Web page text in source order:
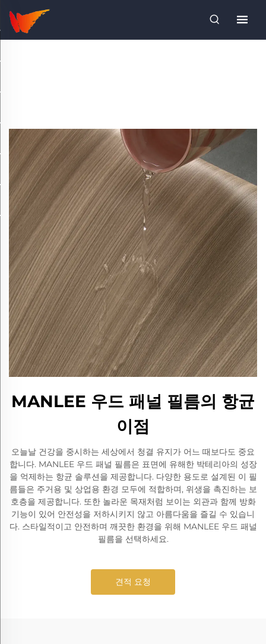
MANLEE 우드 패널 필름의 항균
이점
오늘날 건강을 중시하는 세상에서 청결 유지가 어느 때보다도 중요
합니다. MANLEE 우드 패널 필름은 표면에 유해한 박테리아의 성장
을 억제하는 항균 솔루션을 제공합니다. 다양한 용도로 설계된 이 필
름들은 주거용 및 상업용 환경 모두에 적합하며, 위생을 촉진하는 보
호층을 제공합니다. 또한 놀라운 목재처럼 보이는 외관과 함께 방화
기능이 있어 안전성을 저하시키지 않고 아름다움을 즐길 수 있습니
다. 스타일적이고 안전하며 깨끗한 환경을 위해 MANLEE 우드 패널
필름을 선택하세요.
견적 요청